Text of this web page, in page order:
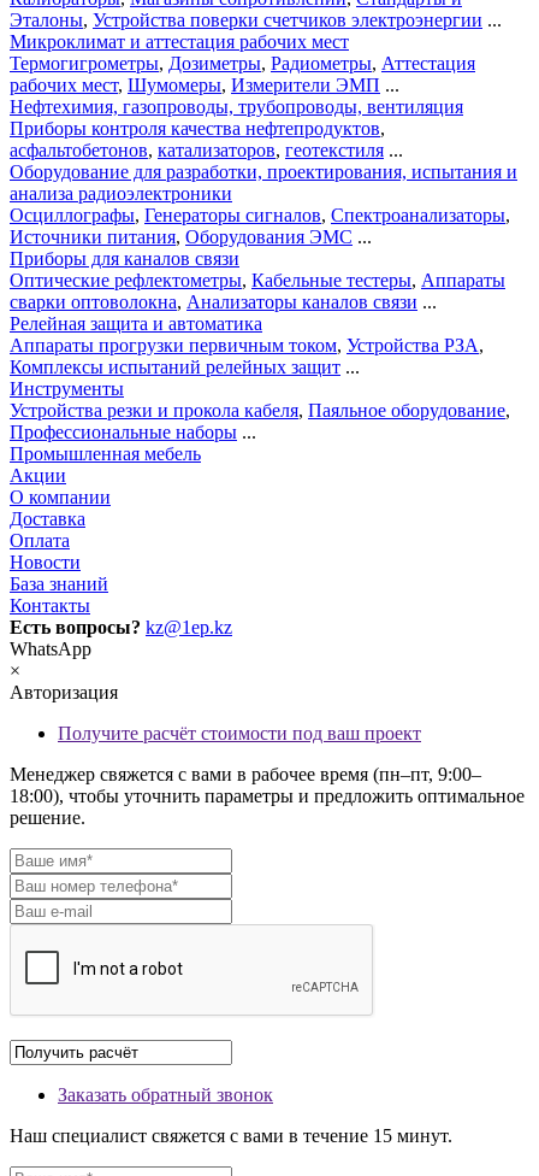
Эталоны, Устройства поверки счетчиков электроэнергии ...
Микроклимат и аттестация рабочих мест
Термогигрометры, Дозиметры, Радиометры, Аттестация
рабочих мест, Шумомеры, Измерители ЭМП ...
Нефтехимия, газопроводы, трубопроводы, вентиляция
Приборы контроля качества нефтепродуктов,
асфальтобетонов, катализаторов, геотекстиля ...
Оборудование для разработки, проектирования, испытания и
анализа радиоэлектроники
Осциллографы, Генераторы сигналов, Спектроанализаторы,
Источники питания, Оборудования ЭМС ...
Приборы для каналов связи
Оптические рефлектометры, Кабельные тестеры, Аппараты
сварки оптоволокна, Анализаторы каналов связи ...
Релейная защита и автоматика
Аппараты прогрузки первичным током, Устройства РЗА,
Комплексы испытаний релейных защит ...
Инструменты
Устройства резки и прокола кабеля, Паяльное оборудование,
Профессиональные наборы ...
Промышленная мебель
Акции
О компании
Доставка
Оплата
Новости
База знаний
Контакты
Есть вопросы? kz@1ep.kz
WhatsApp
×
Авторизация
Получите расчёт стоимости под ваш проект
Менеджер свяжется с вами в рабочее время (пн–пт, 9:00–
18:00), чтобы уточнить параметры и предложить оптимальное
решение.
Заказать обратный звонок
Наш специалист свяжется с вами в течение 15 минут.